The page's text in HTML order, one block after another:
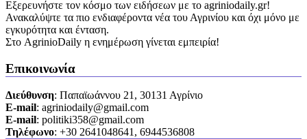
Εξερευνήστε τον κόσμο των ειδήσεων με το agriniodaily.gr!
Ανακαλύψτε τα πιο ενδιαφέροντα νέα του Αγρινίου και όχι μόνο με
εγκυρότητα και ένταση.
Στο AgrinioDaily η ενημέρωση γίνεται εμπειρία!
Επικοινωνία
Διεύθυνση: Παπαϊωάννου 21, 30131 Αγρίνιο
Ε-mail: agriniodaily@gmail.com
Ε-mail: politiki358@gmail.com
Τηλέφωνο: +30 2641048641, 6944536808